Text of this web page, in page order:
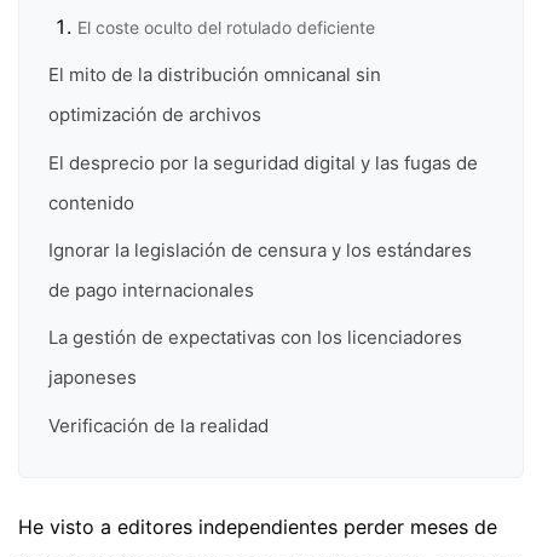
El coste oculto del rotulado deficiente
El mito de la distribución omnicanal sin
optimización de archivos
El desprecio por la seguridad digital y las fugas de
contenido
Ignorar la legislación de censura y los estándares
de pago internacionales
La gestión de expectativas con los licenciadores
japoneses
Verificación de la realidad
He visto a editores independientes perder meses de